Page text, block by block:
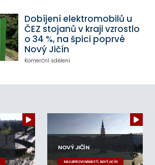
Dobíjení elektromobilů u
ČEZ stojanů v kraji vzrostlo
o 34 %, na špici poprvé
Nový Jičín
Komerční sdělení
NOVÝ JIČÍN
MASARYKOVO NÁMĚSTÍ, NOVÝ JIČÍN